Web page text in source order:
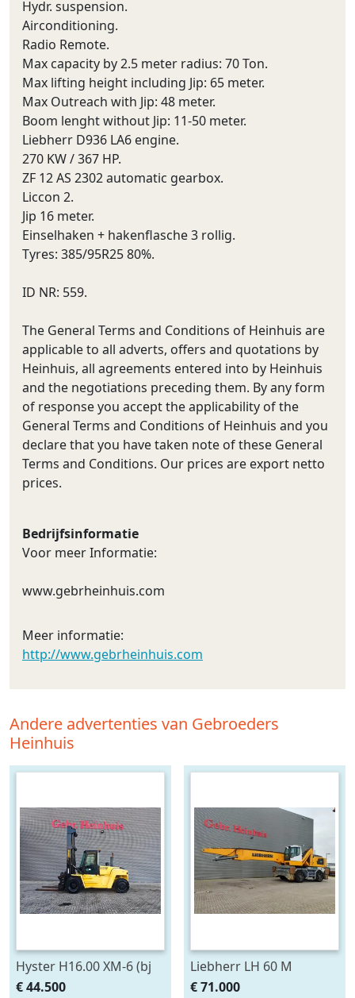
Hydr. suspension.
Airconditioning.
Radio Remote.
Max capacity by 2.5 meter radius: 70 Ton.
Max lifting height including Jip: 65 meter.
Max Outreach with Jip: 48 meter.
Boom lenght without Jip: 11-50 meter.
Liebherr D936 LA6 engine.
270 KW / 367 HP.
ZF 12 AS 2302 automatic gearbox.
Liccon 2.
Jip 16 meter.
Einselhaken + hakenflasche 3 rollig.
Tyres: 385/95R25 80%.
ID NR: 559.
The General Terms and Conditions of Heinhuis are
applicable to all adverts, offers and quotations by
Heinhuis, all agreements entered into by Heinhuis
and the negotiations preceding them. By any form
of response you accept the applicability of the
General Terms and Conditions of Heinhuis and you
declare that you have taken note of these General
Terms and Conditions. Our prices are export netto
prices.
Bedrijfsinformatie
Voor meer Informatie:
www.gebrheinhuis.com
Meer informatie:
http://www.gebrheinhuis.com
Andere advertenties van Gebroeders
Heinhuis
Hyster H16.00 XM-6 (bj
2009)
€ 44.500
Liebherr LH 60 M
Litronic (bj 2015)
€ 71.000